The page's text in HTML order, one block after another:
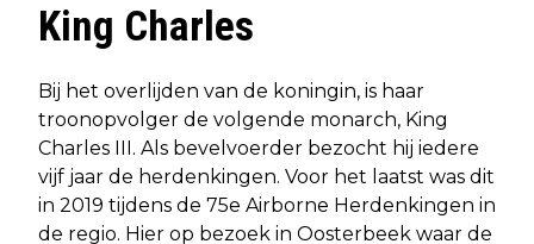
King Charles
Bij het overlijden van de koningin, is haar
troonopvolger de volgende monarch, King
Charles III. Als bevelvoerder bezocht hij iedere
vijf jaar de herdenkingen. Voor het laatst was dit
in 2019 tijdens de 75e Airborne Herdenkingen in
de regio. Hier op bezoek in Oosterbeek waar de